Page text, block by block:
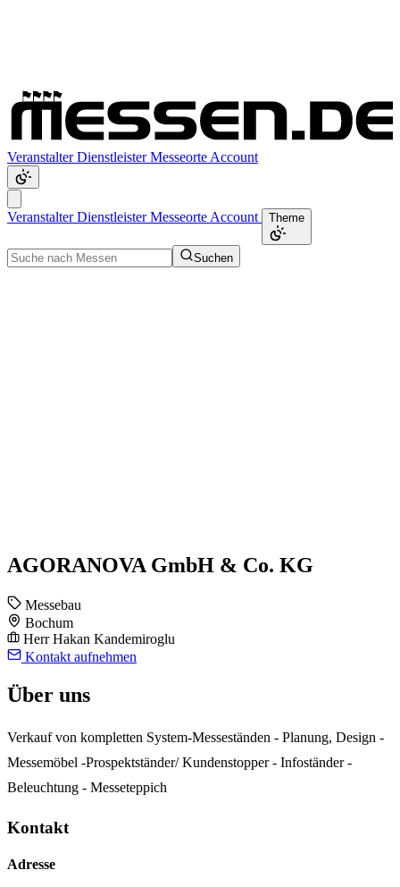
VeranstalterDienstleisterMesseorte Account
VeranstalterDienstleisterMesseorte Account Theme
Suchen
AGORANOVA GmbH & Co. KG
Messebau
Bochum
Herr Hakan Kandemiroglu
Kontakt aufnehmen
Über uns
Verkauf von kompletten System-Messeständen - Planung, Design -
Messemöbel -Prospektständer/ Kundenstopper - Infoständer -
Beleuchtung - Messeteppich
Kontakt
Adresse